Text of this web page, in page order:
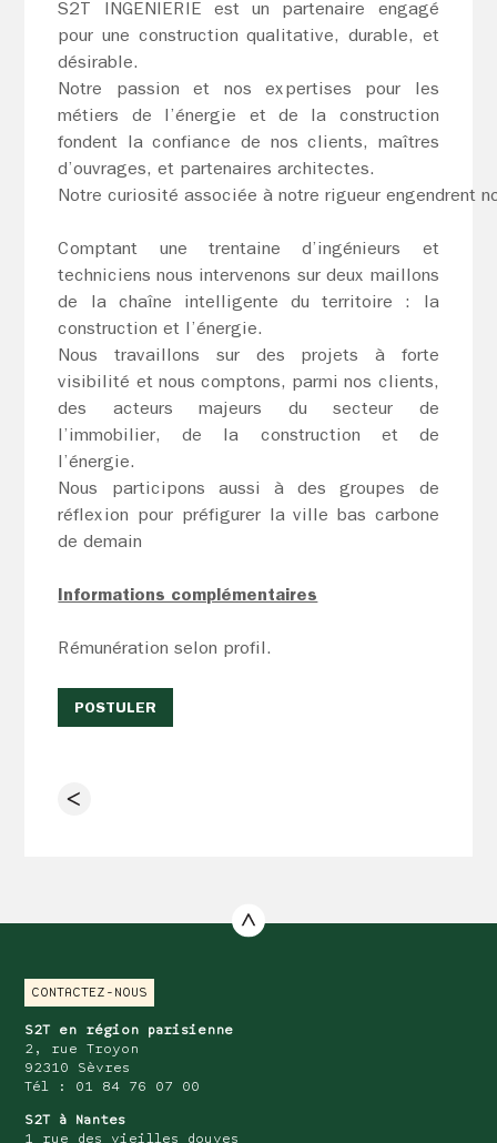
S2T INGENIERIE est un partenaire engagé
pour une construction qualitative, durable, et
désirable.
Notre passion et nos expertises pour les
métiers de l’énergie et de la construction
fondent la confiance de nos clients, maîtres
d’ouvrages, et partenaires architectes.
Notre curiosité associée à notre rigueur engendrent
Comptant une trentaine d’ingénieurs et
techniciens nous intervenons sur deux maillons
de la chaîne intelligente du territoire : la
construction et l’énergie.
Nous travaillons sur des projets à forte
visibilité et nous comptons, parmi nos clients,
des acteurs majeurs du secteur de
l’immobilier, de la construction et de
l’énergie.
Nous participons aussi à des groupes de
réflexion pour préfigurer la ville bas carbone
de demain
Informations complémentaires
Rémunération selon profil.
POSTULER
CONTACTEZ-NOUS
S2T en région parisienne
2, rue Troyon
92310 Sèvres
Tél : 01 84 76 07 00
S2T à Nantes
1 rue des vieilles douves